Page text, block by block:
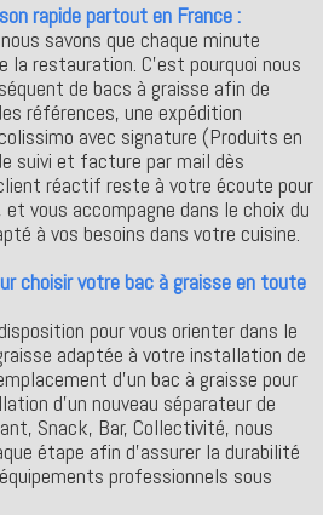
rapide partout en France :
savons que chaque minute
restauration. C’est pourquoi nous
de bacs à graisse afin de
références, une expédition
avec signature (Produits en
suivi et facture par mail dès
réactif reste à votre écoute pour
vous accompagne dans le choix du
à vos besoins dans votre cuisine.
choisir votre bac à graisse en toute
pour vous orienter dans le
adaptée à votre installation de
d’un bac à graisse pour
d’un nouveau séparateur de
Snack, Bar, Collectivité, nous
étape afin d’assurer la durabilité
professionnels sous